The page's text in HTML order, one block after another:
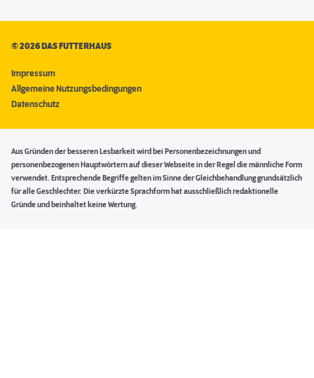
©2026 DAS FUTTERHAUS
Impressum
Allgemeine Nutzungsbedingungen
Datenschutz
Aus Gründen der besseren Lesbarkeit wird bei Personenbezeichnungen und
personenbezogenen Hauptwörtern auf dieser Webseite in der Regel die männliche Form
verwendet. Entsprechende Begriffe gelten im Sinne der Gleichbehandlung grundsätzlich
für alle Geschlechter. Die verkürzte Sprachform hat ausschließlich redaktionelle
Gründe und beinhaltet keine Wertung.